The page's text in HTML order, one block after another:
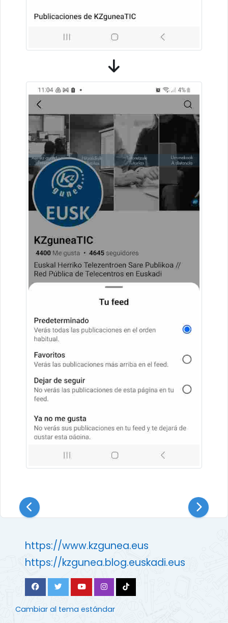
https://www.kzgunea.eus
https://kzgunea.blog.euskadi.eus
Cambiar al tema estándar